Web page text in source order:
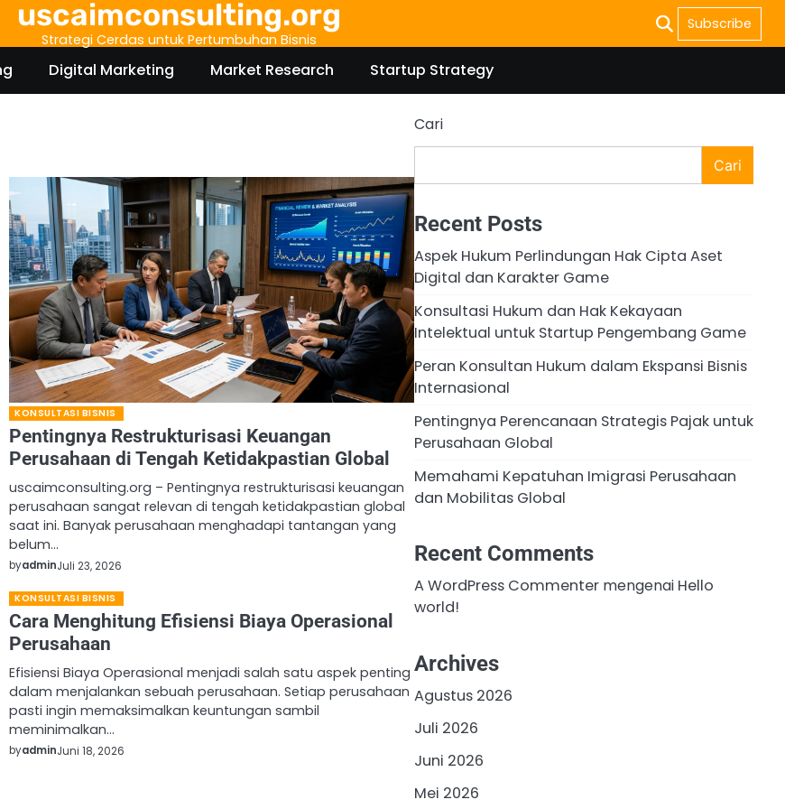
uscaimconsulting.org
Strategi Cerdas untuk Pertumbuhan Bisnis
Subscribe
Digital Marketing Market Research Startup Strategy
KONSULTASI BISNIS
Pentingnya Restrukturisasi Keuangan
Perusahaan di Tengah Ketidakpastian Global
uscaimconsulting.org – Pentingnya restrukturisasi keuangan
perusahaan sangat relevan di tengah ketidakpastian global
saat ini. Banyak perusahaan menghadapi tantangan yang
belum…
byadminJuli 23, 2026
KONSULTASI BISNIS
Cara Menghitung Efisiensi Biaya Operasional
Perusahaan
Efisiensi Biaya Operasional menjadi salah satu aspek penting
dalam menjalankan sebuah perusahaan. Setiap perusahaan
pasti ingin memaksimalkan keuntungan sambil
meminimalkan…
byadminJuni 18, 2026
Cari
Cari
Recent Posts
Aspek Hukum Perlindungan Hak Cipta Aset
Digital dan Karakter Game
Konsultasi Hukum dan Hak Kekayaan
Intelektual untuk Startup Pengembang Game
Peran Konsultan Hukum dalam Ekspansi Bisnis
Internasional
Pentingnya Perencanaan Strategis Pajak untuk
Perusahaan Global
Memahami Kepatuhan Imigrasi Perusahaan
dan Mobilitas Global
Recent Comments
A WordPress Commentermengenai Hello
world!
Archives
Agustus 2026
Juli 2026
Juni 2026
Mei 2026